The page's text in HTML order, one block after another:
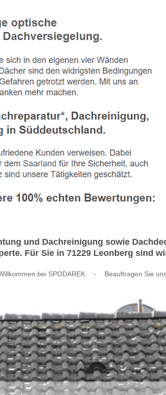
und Dachreinigung sowie
Für Sie in 71229 Leonberg sind
bei SPODAREK - Beauftragen Sie